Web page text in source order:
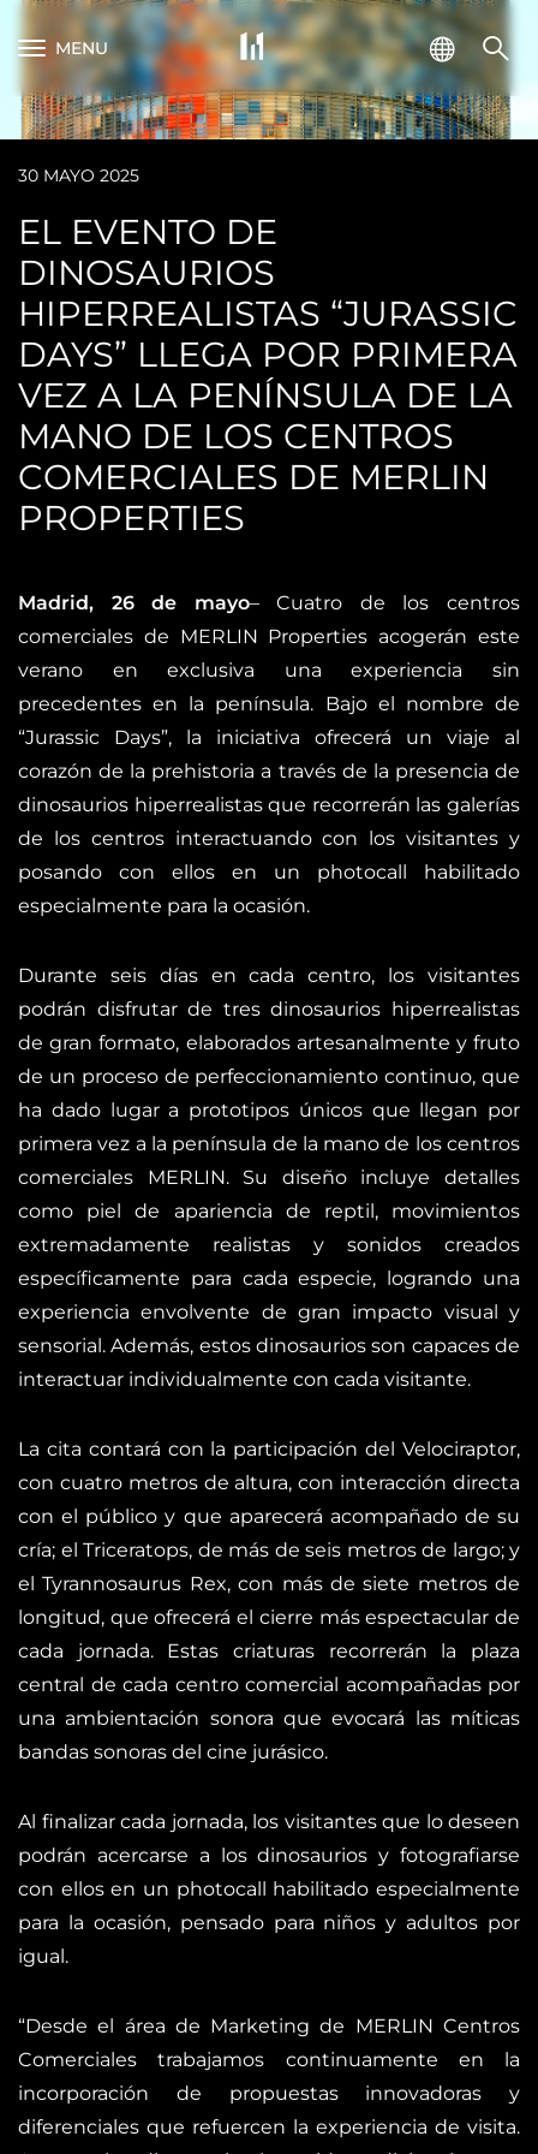
MENU
30 MAYO 2025
EL EVENTO DE
DINOSAURIOS
HIPERREALISTAS “JURASSIC
DAYS” LLEGA POR PRIMERA
VEZ A LA PENÍNSULA DE LA
MANO DE LOS CENTROS
COMERCIALES DE MERLIN
PROPERTIES
Madrid, 26 de mayo– Cuatro de los centros
comerciales de MERLIN Properties acogerán este
verano en exclusiva una experiencia sin
precedentes en la península. Bajo el nombre de
“Jurassic Days”, la iniciativa ofrecerá un viaje al
corazón de la prehistoria a través de la presencia de
dinosaurios hiperrealistas que recorrerán las galerías
de los centros interactuando con los visitantes y
posando con ellos en un photocall habilitado
especialmente para la ocasión.
Durante seis días en cada centro, los visitantes
podrán disfrutar de tres dinosaurios hiperrealistas
de gran formato, elaborados artesanalmente y fruto
de un proceso de perfeccionamiento continuo, que
ha dado lugar a prototipos únicos que llegan por
primera vez a la península de la mano de los centros
comerciales MERLIN. Su diseño incluye detalles
como piel de apariencia de reptil, movimientos
extremadamente realistas y sonidos creados
específicamente para cada especie, logrando una
experiencia envolvente de gran impacto visual y
sensorial. Además, estos dinosaurios son capaces de
interactuar individualmente con cada visitante.
La cita contará con la participación del Velociraptor,
con cuatro metros de altura, con interacción directa
con el público y que aparecerá acompañado de su
cría; el Triceratops, de más de seis metros de largo; y
el Tyrannosaurus Rex, con más de siete metros de
longitud, que ofrecerá el cierre más espectacular de
cada jornada. Estas criaturas recorrerán la plaza
central de cada centro comercial acompañadas por
una ambientación sonora que evocará las míticas
bandas sonoras del cine jurásico.
Al finalizar cada jornada, los visitantes que lo deseen
podrán acercarse a los dinosaurios y fotografiarse
con ellos en un photocall habilitado especialmente
para la ocasión, pensado para niños y adultos por
igual.
“Desde el área de Marketing de MERLIN Centros
Comerciales trabajamos continuamente en la
incorporación de propuestas innovadoras y
diferenciales que refuercen la experiencia de visita.